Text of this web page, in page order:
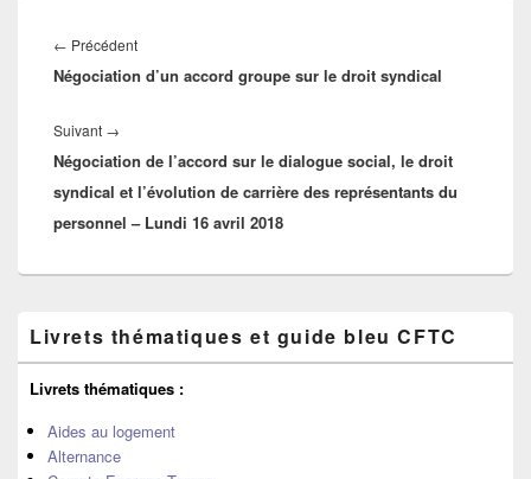
de
l’article
← Précédent
précédent :
Négociation d’un accord groupe sur le droit syndical
Suivant →
suivant :
Négociation de l’accord sur le dialogue social, le droit
syndical et l’évolution de carrière des représentants du
personnel – Lundi 16 avril 2018
principale
de
widget
la
barre
latérale
Livrets thématiques et guide bleu CFTC
Livrets thématiques :
Aides au logement
Alternance